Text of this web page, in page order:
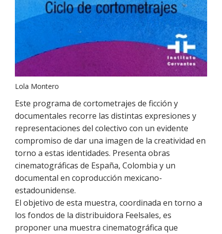
Lola Montero
Este programa de cortometrajes de ficción y
documentales recorre las distintas expresiones y
representaciones del colectivo con un evidente
compromiso de dar una imagen de la creatividad en
torno a estas identidades. Presenta obras
cinematográficas de España, Colombia y un
documental en coproducción mexicano-
estadounidense.
El objetivo de esta muestra, coordinada en torno a
los fondos de la distribuidora Feelsales, es
proponer una muestra cinematográfica que